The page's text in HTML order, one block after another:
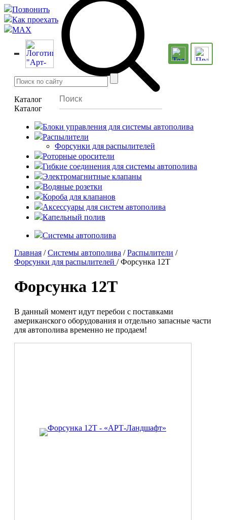
Позвонить
Как проехать
MAX
Каталог
Каталог
Блоки управления для системы автополива
Распылители
Форсунки для распылителей
Роторные оросители
Гибкие соединения для системы автополива
Электромагнитные клапаны
Водяные розетки
Короба для клапанов
Аксессуары для систем автополива
Капельный полив
Системы автополива
Главная /Системы автополива /Распылители /
Форсунки для распылителей / Форсунка 12T
Форсунка 12T
В данный момент идут перебои с поставками
американского оборудования и отдельно запасные части
для автополива временно не продаем!